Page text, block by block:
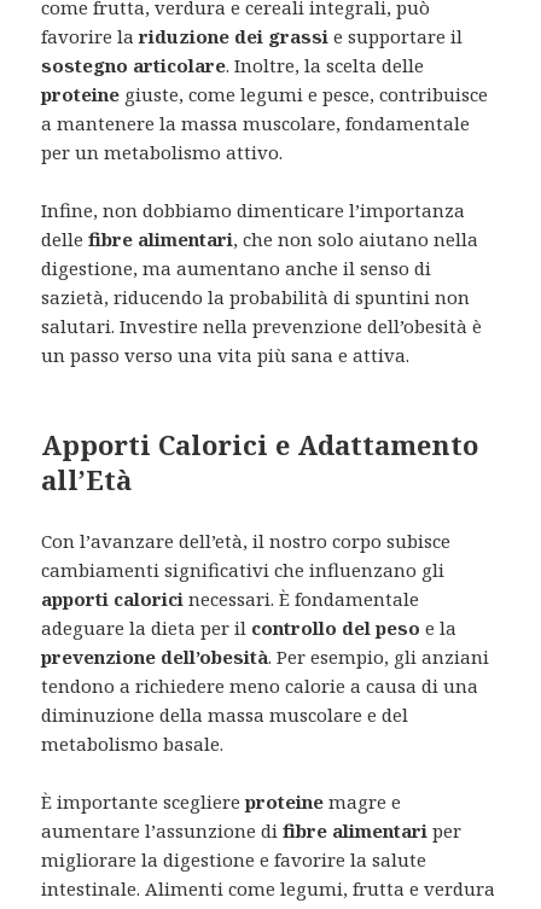
come frutta, verdura e cereali integrali, può
favorire lariduzione dei grassi e supportare il
sostegno articolare. Inoltre, la scelta delle
proteine giuste, come legumi e pesce, contribuisce
a mantenere la massa muscolare, fondamentale
per un metabolismo attivo.
Infine, non dobbiamo dimenticare l’importanza
dellefibre alimentari, che non solo aiutano nella
digestione, ma aumentano anche il senso di
sazietà, riducendo la probabilità di spuntini non
salutari. Investire nella prevenzione dell’obesità è
un passo verso una vita più sana e attiva.
Apporti Calorici e Adattamento
all’Età
Con l’avanzare dell’età, il nostro corpo subisce
cambiamenti significativi che influenzano gli
apporti calorici necessari. È fondamentale
adeguare la dieta per il controllo del peso e la
prevenzione dell’obesità. Per esempio, gli anziani
tendono a richiedere meno calorie a causa di una
diminuzione della massa muscolare e del
metabolismo basale.
È importante scegliereproteine magre e
aumentare l’assunzione difibre alimentari per
migliorare la digestione e favorire la salute
intestinale. Alimenti come legumi, frutta e verdura